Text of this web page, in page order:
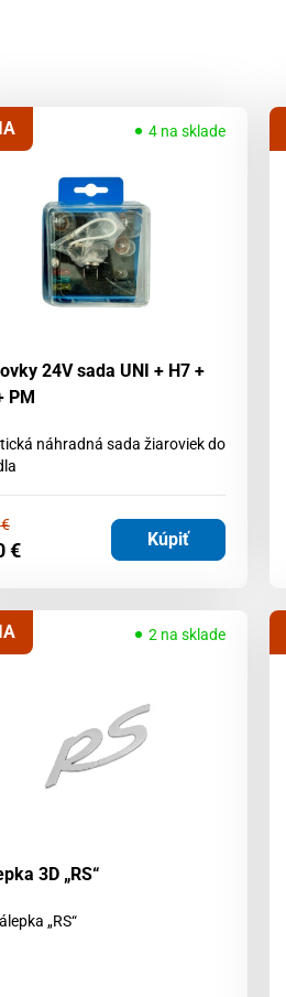
4 na sklade
24V sada UNI + H7 +
PM
náhradná sada žiaroviek do
€
€ Kúpiť
2 na sklade
3D „RS“
„RS“